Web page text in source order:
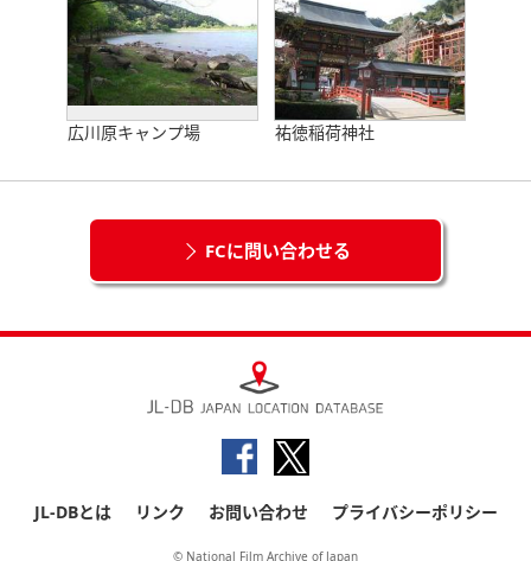
広川原キャンプ場 祐徳稲荷神社
FCに問い合わせる
JL-DBとは リンク お問い合わせ プライバシーポリシー
© National Film Archive of Japan